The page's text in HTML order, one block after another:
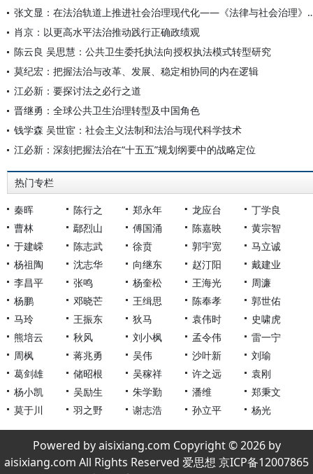
张文显：在法治轨道上推进社会
肖京：以更高水平法治推动践行正确政绩观
陈云良 吴思慧：公共卫生委托执法向授权执法模式转型研究
莫纪宏：把握法治与改革、发展、稳定相协同的内在逻辑
江必新：要探讨法之必行之道
晋继勇：全球公共卫生治理转型及中国角色
钱学森 吴世宦：社会主义法制和法治与现代科学技术
江必新：深刻把握法治在“十五五”规划纲要中的战略定位
热门专栏
秦晖 陈行之 郑永年 龙应台
丁学良
曹林
鄢烈山 傅国涌 陈嘉映
黄宗智
于建嵘
陈志武 徐贲 郭宇宽
马立诚
杨祖陶
沈志华 向继东 赵汀阳
戴建业
李昌平
张鸣 杨奎松 王海光
周濂
杨鹏
邓晓芒 王缉思 陈奉孝
郭世佑
马玲
王振东 狄马 袁伟时
史啸虎
熊培云
秋风 刘小枫 孟令伟
雷一宁
周枫
蒋兆勇 吴伟 沙叶新
刘瑜
葛剑雄
储昭根 吴稼祥 许之远
袁刚
杨小凯
吴励生 朱学勤 潘维
郑秉文
莫于川
羽之野 谢志浩 孙立平 杨光
Powered by aisixiang.com Copyright © 2026 by
aisixiang.com All Rights Reserved 爱思想 京ICP备12007865